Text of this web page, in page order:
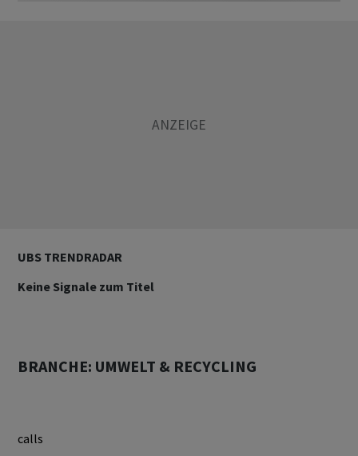
UBS TRENDRADAR
Keine Signale zum Titel
BRANCHE: UMWELT & RECYCLING
calls